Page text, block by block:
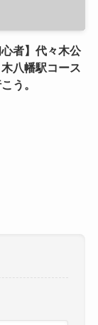
心者】代々木公
八幡駅コース
う。